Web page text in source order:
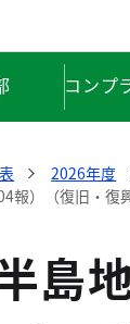
コンプ
2026年度
報）（復旧・復
島